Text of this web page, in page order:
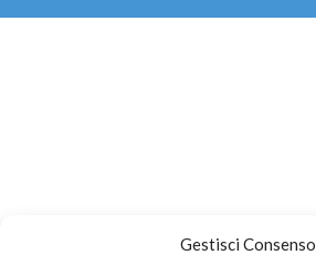
Gestisci Consenso